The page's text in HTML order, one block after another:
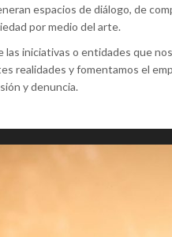
espacios de diálogo, de
por medio del arte.
iniciativas o entidades que
realidades y fomentamos el
y denuncia.